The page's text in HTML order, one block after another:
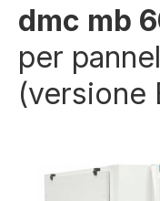
dmc mb
per
(versione